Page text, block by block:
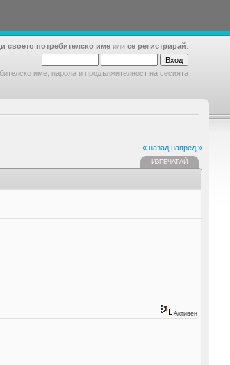
своето потребителско име или се регистрирай
име, парола и продължителност на сесията
« назад напред »
ИЗПЕЧАТАЙ
Активен